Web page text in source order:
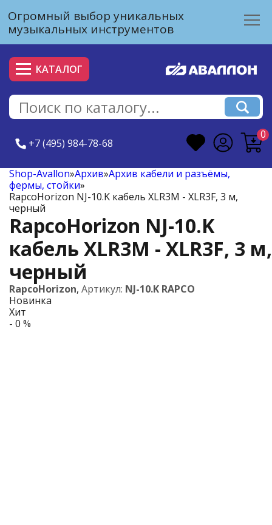
Огромный выбор уникальных
музыкальных инструментов
КАТАЛОГ
+7 (495) 984-78-68
0
Shop-Avallon»Архив»Архив кабели и разъёмы,
фермы, стойки»
RapcoHorizon NJ-10.K кабель XLR3M - XLR3F, 3 м,
черный
RapcoHorizon NJ-10.K
кабель XLR3M - XLR3F, 3 м,
черный
RapcoHorizon, Артикул: NJ-10.K RAPCO
Новинка
Хит
- 0 %